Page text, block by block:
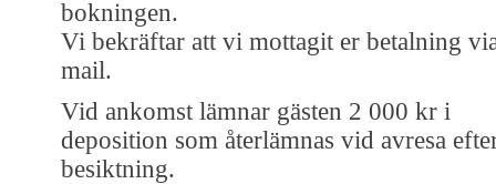
bokningen.
Vi bekräftar att vi mottagit er betalning
mail.
Vid ankomst lämnar gästen 2 000 kr i
deposition som återlämnas vid avresa
besiktning.